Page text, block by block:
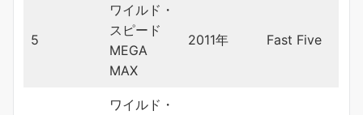
5
ワイルド・
スピード
MEGA
MAX
2011年 Fast Five
ワイルド・